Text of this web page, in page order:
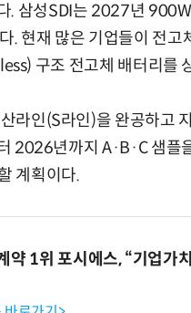
. 삼성SDI는 2027년
현재 많은 기업들이 전고
구조 전고체 배터리를
라인(S라인)을 완공하고
2026년까지 A·B·C 샘플
계획이다.
약 1위 포시에스, “기업가